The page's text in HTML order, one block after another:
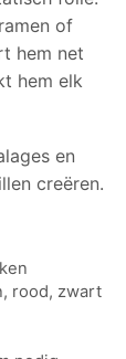
of
hem net
hem elk
en
creëren.
rood, zwart